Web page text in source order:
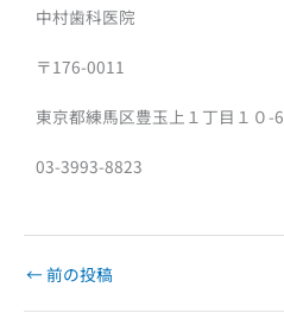
中村歯科医院
〒176-0011
東京都練馬区豊玉上１丁目１０-6
03-3993-8823
← 前の投稿